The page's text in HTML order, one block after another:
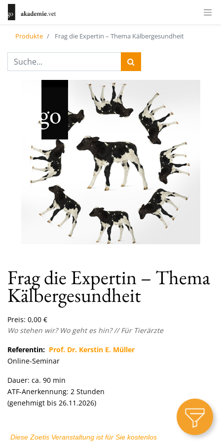
Produkte Frag die Expertin – Thema Kälbergesundheit
Frag die Expertin – Thema
Kälbergesundheit
Preis: 0,00 €
Wo stehen wir? Wo geht es hin? //Für Tierärzte
Referentin: Prof. Dr. Kerstin E. Müller
Online-Seminar
Dauer: ca. 90 min
ATF-Anerkennung: 2 Stunden
(genehmigt bis 26.11.2026)
Diese Zoetis Veranstaltung ist für Sie kostenlos